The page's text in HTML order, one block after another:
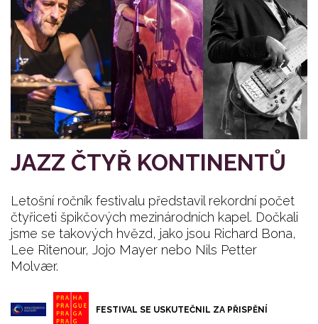
JAZZ ČTYŘ KONTINENTŮ
Letošní ročník festivalu představil rekordní počet
čtyřiceti špikčových mezinárodních kapel. Dočkali
jsme se takových hvězd, jako jsou Richard Bona,
Lee Ritenour, Jojo Mayer nebo Nils Petter
Molvær.
FESTIVAL SE USKUTEČNIL ZA PŘISPĚNÍ